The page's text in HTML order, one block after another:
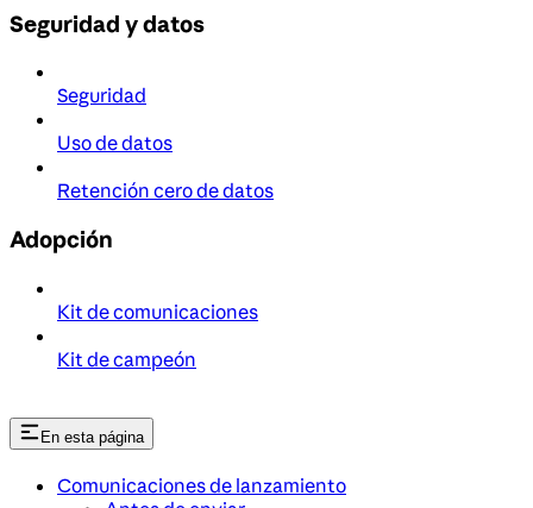
Seguridad y datos
Seguridad
Uso de datos
Retención cero de datos
Adopción
Kit de comunicaciones
Kit de campeón
En esta página
Comunicaciones de lanzamiento